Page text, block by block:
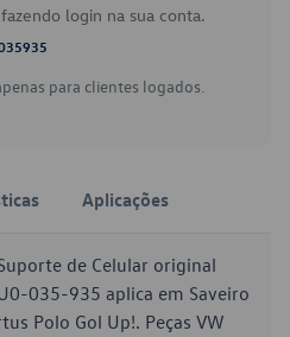
login na sua conta.
para clientes logados.
Aplicações
de Celular original
035-935 aplica em Saveiro
Polo Gol Up!. Peças VW